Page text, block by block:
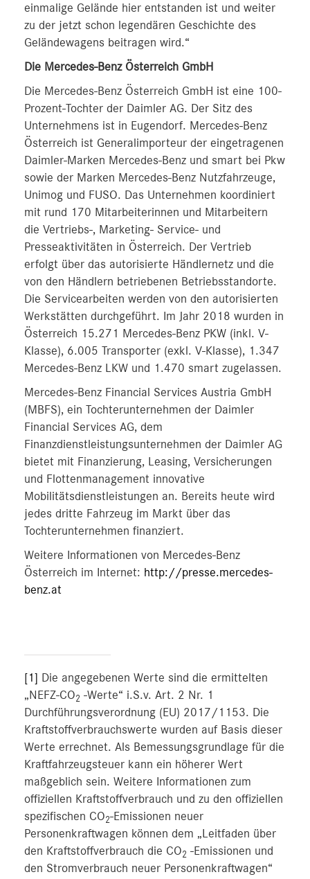
einmalige Gelände hier entstanden ist und weiter
zu der jetzt schon legendären Geschichte des
Geländewagens beitragen wird.“
Die Mercedes-Benz Österreich GmbH
Die Mercedes-Benz Österreich GmbH ist eine 100-
Prozent-Tochter der Daimler AG. Der Sitz des
Unternehmens ist in Eugendorf. Mercedes-Benz
Österreich ist Generalimporteur der eingetragenen
Daimler-Marken Mercedes-Benz und smart bei Pkw
sowie der Marken Mercedes-Benz Nutzfahrzeuge,
Unimog und FUSO. Das Unternehmen koordiniert
mit rund 170 Mitarbeiterinnen und Mitarbeitern
die Vertriebs-, Marketing- Service- und
Presseaktivitäten in Österreich. Der Vertrieb
erfolgt über das autorisierte Händlernetz und die
von den Händlern betriebenen Betriebsstandorte.
Die Servicearbeiten werden von den autorisierten
Werkstätten durchgeführt. Im Jahr 2018 wurden in
Österreich 15.271 Mercedes-Benz PKW (inkl. V-
Klasse), 6.005 Transporter (exkl. V-Klasse), 1.347
Mercedes-Benz LKW und 1.470 smart zugelassen.
Mercedes-Benz Financial Services Austria GmbH
(MBFS), ein Tochterunternehmen der Daimler
Financial Services AG, dem
Finanzdienstleistungsunternehmen der Daimler AG
bietet mit Finanzierung, Leasing, Versicherungen
und Flottenmanagement innovative
Mobilitätsdienstleistungen an. Bereits heute wird
jedes dritte Fahrzeug im Markt über das
Tochterunternehmen finanziert.
Weitere Informationen von Mercedes-Benz
Österreich im Internet: http://presse.mercedes-
benz.at
[1]
Die angegebenen Werte sind die ermittelten
„NEFZ-CO2 -Werte“ i.S.v. Art. 2 Nr. 1
Durchführungsverordnung (EU) 2017/1153. Die
Kraftstoffverbrauchswerte wurden auf Basis dieser
Werte errechnet. Als Bemessungsgrundlage für die
Kraftfahrzeugsteuer kann ein höherer Wert
maßgeblich sein. Weitere Informationen zum
offiziellen Kraftstoffverbrauch und zu den offiziellen
spezifischen CO2-Emissionen neuer
Personenkraftwagen können dem „Leitfaden über
den Kraftstoffverbrauch die CO2 -Emissionen und
den Stromverbrauch neuer Personenkraftwagen“